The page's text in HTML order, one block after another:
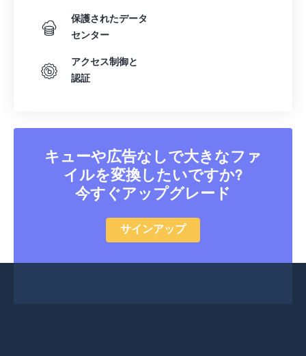
保護されたデータ
センター
アクセス制御と
認証
キューや広告なしで大きなファ
イルを変換したいですか?
今すぐアップグレード
サインアップ